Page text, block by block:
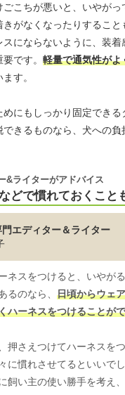
こちが悪いと、いやがっ
きがなくなったりするこ
にならないように、装着
です。 軽量で通気性がよ
す。
めにもしっかり固定でき
きるものなら、犬への負
どで慣れておくこと
&ライターがアドバイス
エディター＆ライター
ネスをつけると、いやが
るのなら、 日頃からウェ
ハーネスをつけることが
押さえつけてハーネスを
に慣れさせてるといいで
飼い主の使い勝手を考え